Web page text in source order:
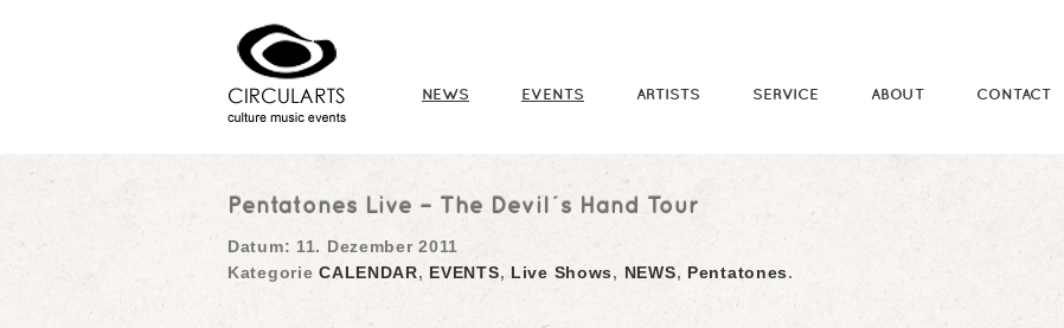
NEWS EVENTS ARTISTS SERVICE ABOUT CONTACT
Pentatones Live – The Devil´s Hand Tour
Datum: 11. Dezember 2011
KategorieCALENDAR, EVENTS, Live Shows, NEWS, Pentatones.